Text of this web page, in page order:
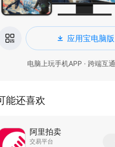
应用宝电脑版
电脑上玩手机APP · 跨端互通
能还喜欢
阿里拍卖
交易平台